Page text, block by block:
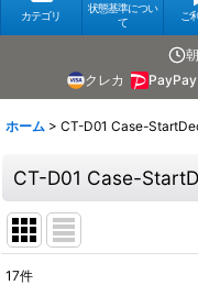
カテゴリ
状態基準につい
て
ご
クレカ
PayPay
ホーム > CT-D01 Case-
CT-D01 Case-
17件